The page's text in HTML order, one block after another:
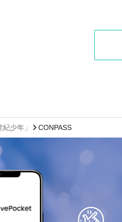
少年」 CONPASS